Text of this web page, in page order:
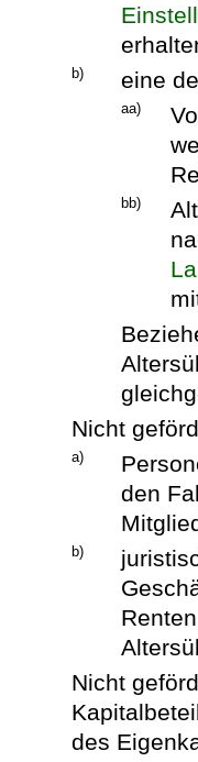
b) eine
aa)
bb)
Nicht
a)
den
b)
Nicht
des